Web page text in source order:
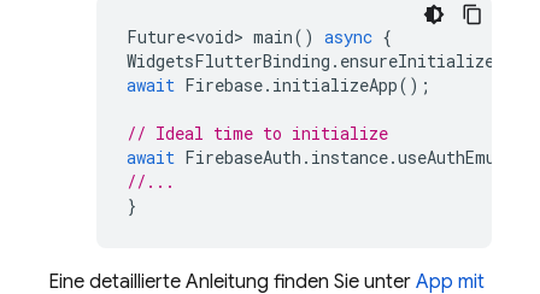
Future<void> main() async {
WidgetsFlutterBinding . ensureInitialized
await Firebase. initializeApp();
// Ideal time to initialize
await FirebaseAuth . instance.
//...
}
Eine detaillierte Anleitung finden Sie unter App mit